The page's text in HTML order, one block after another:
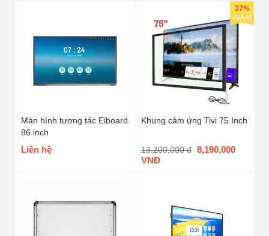
Màn hình tương tác Eiboard
86 inch
Liên hệ
Khung cảm ứng Tivi 75 Inch
13,200,000 đ 8,190,000
VNĐ
37%
GIẢM